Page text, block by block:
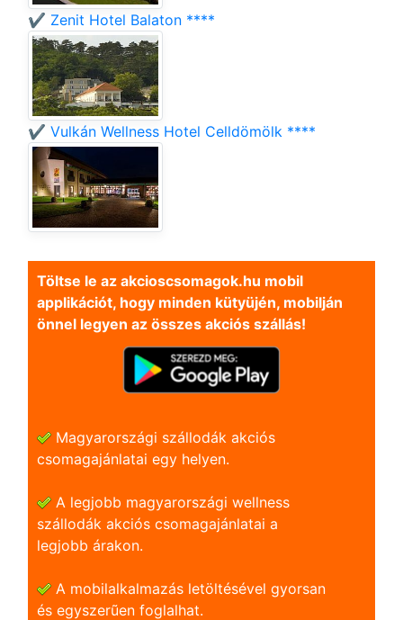
✔️ Zenit Hotel Balaton ****
✔️ Vulkán Wellness Hotel Celldömölk ****
Töltse le az akcioscsomagok.hu mobil
applikációt, hogy minden kütyüjén, mobilján
önnel legyen az összes akciós szállás!
Magyarországi szállodák akciós
csomagajánlatai egy helyen.
A legjobb magyarországi wellness
szállodák akciós csomagajánlatai a
legjobb árakon.
A mobilalkalmazás letöltésével gyorsan
és egyszerũen foglalhat.